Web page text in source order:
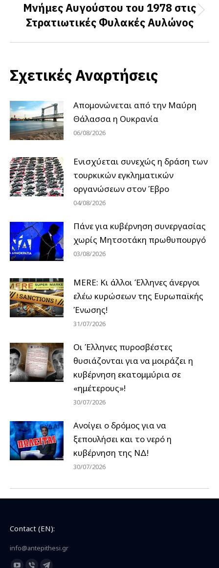
Next
post:
Μνήμες Αυγούστου του 1978 στις
Στρατιωτικές Φυλακές Αυλώνος
Σχετικές Αναρτήσεις
Απομονώνεται από την Μαύρη
Θάλασσα η Ουκρανία
06/08/2026
Ενισχύεται συνεχώς η δράση των
τουρκικών εγκληματικών
οργανώσεων στον Έβρο
04/08/2026
Πάνε για κυβέρνηση συνεργασίας
χωρίς Μητσοτάκη πρωθυπουργό
03/08/2026
MERE: Κι άλλοι Έλληνες άνεργοι
ελέω κυρώσεων της Ευρωπαϊκής
Ένωσης!
31/07/2026
Οι Έλληνες πυροσβέστες
θυσιάζονται για να μοιράζει η
κυβέρνηση εκατομμύρια σε
«ημέτερους»!
30/07/2026
Ανοίγει ο δρόμος για να
ξεπουλήσει και το νερό η
κυβέρνηση της ΝΔ!
30/07/2026
Contact (EN):
info@antepithesi.gr
Find us on: